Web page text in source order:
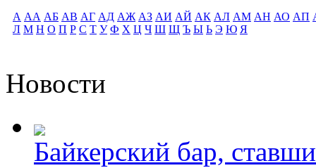
А АА АБ АВ АГ АД АЖ АЗ АИ АЙ АК АЛ АМ АН АО АП
Л М Н О П Р С Т У Ф Х Ц Ч Ш Щ Ъ Ы Ь Э Ю Я
Новости
Байкерский бар,